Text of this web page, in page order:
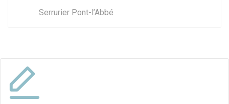
Serrurier Pont-l’Abbé